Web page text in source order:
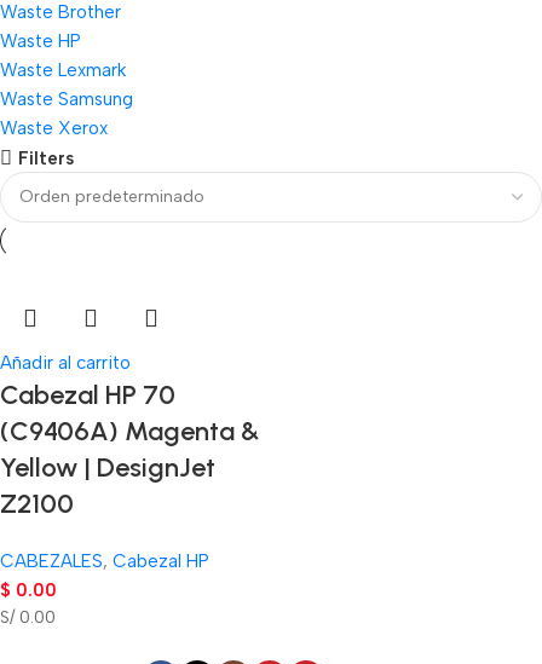
Waste Brother
Waste HP
Waste Lexmark
Waste Samsung
Waste Xerox
Filters
Añadir al carrito
Cabezal HP 70
(C9406A) Magenta &
Yellow | DesignJet
Z2100
CABEZALES, Cabezal HP
$ 0.00
S/ 0.00